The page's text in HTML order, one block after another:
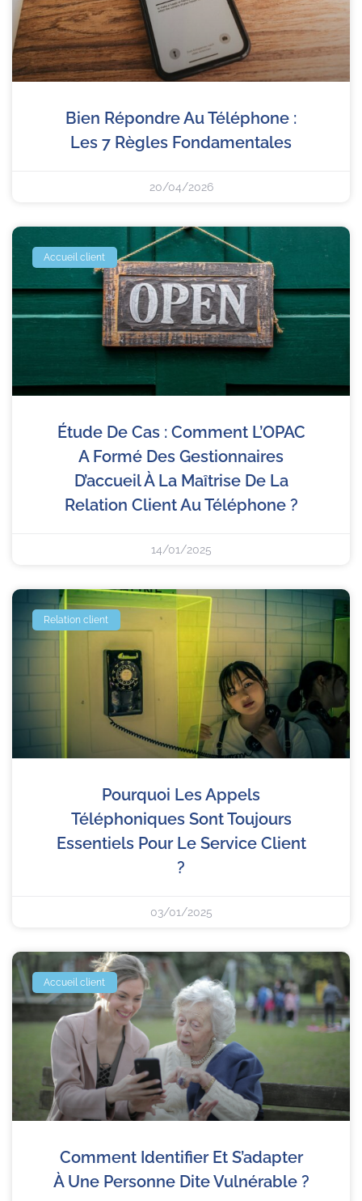
Bien Répondre Au Téléphone :
Les 7 Règles Fondamentales
20/04/2026
Accueil client
Étude De Cas : Comment L’OPAC
A Formé Des Gestionnaires
D’accueil À La Maîtrise De La
Relation Client Au Téléphone ?
14/01/2025
Relation client
Pourquoi Les Appels
Téléphoniques Sont Toujours
Essentiels Pour Le Service Client
?
03/01/2025
Accueil client
Comment Identifier Et S’adapter
À Une Personne Dite Vulnérable ?